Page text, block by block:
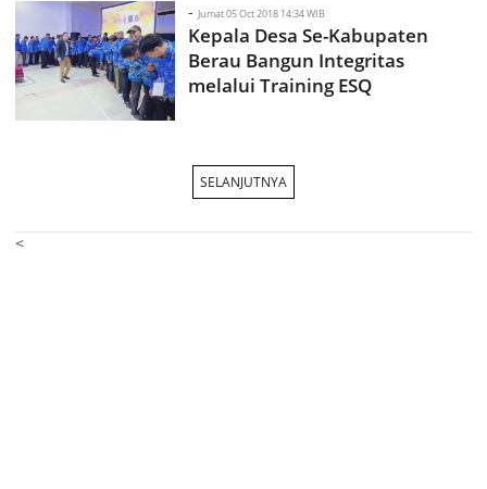
- Jumat 05 Oct 2018 14:34 WIB
Kepala Desa Se-Kabupaten
Berau Bangun Integritas
melalui Training ESQ
SELANJUTNYA
<